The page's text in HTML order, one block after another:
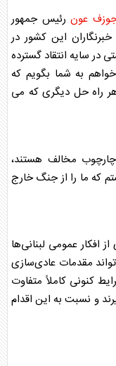
عونرئیس جمهور
خبرنگاران این کشور در
در سایه انتقاد گسترده
به شما بگویم که
راه حل دیگری که می
مخالف هستند،
که ما را از جنگ خارج
افکار عمومی لبنانی‌ها
مقدمات عادی‌سازی
کنونی کاملاً متفاوت
و نسبت به این اقدام